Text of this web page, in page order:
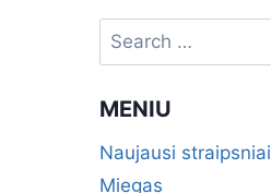
Search
for:
MENIU
Naujausi straipsniai
Miegas